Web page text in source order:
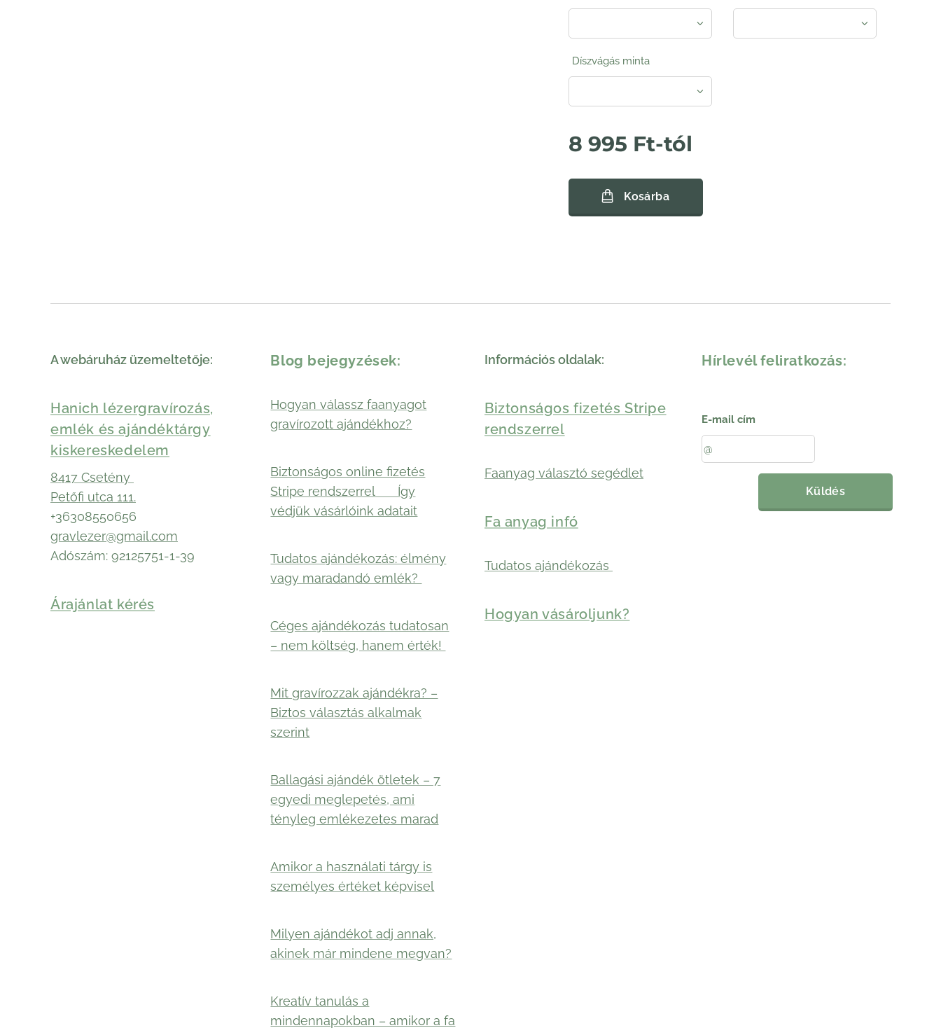
Díszvágás minta
8 995 Ft-tól
Kosárba
A webáruház üzemeltetője:
Hanich lézergravírozás,
emlék és ajándéktárgy
kiskereskedelem
8417 Csetény
Petőfi utca 111.
+36308550656
gravlezer@gmail.com
Adószám: 92125751-1-39
Árajánlat kérés
Blog bejegyzések:
Hogyan válassz faanyagot
gravírozott ajándékhoz?
Biztonságos online fizetés
Stripe rendszerrel 🛡️ Így
védjük vásárlóink adatait
Tudatos ajándékozás: élmény
vagy maradandó emlék?
Céges ajándékozás tudatosan
– nem költség, hanem érték!
Mit gravírozzak ajándékra? –
Biztos választás alkalmak
szerint
Ballagási ajándék ötletek – 7
egyedi meglepetés, ami
tényleg emlékezetes marad
Amikor a használati tárgy is
személyes értéket képvisel
Milyen ajándékot adj annak,
akinek már mindene megvan?
Kreatív tanulás a
mindennapokban – amikor a fa
Információs oldalak:
Biztonságos fizetés Stripe
rendszerrel
Faanyag választó segédlet
Fa anyag infó
Tudatos ajándékozás
Hogyan vásároljunk?
Hírlevél feliratkozás:
E-mail cím
Küldés